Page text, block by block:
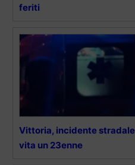
feriti
Vittoria, incidente
vita un 23enne